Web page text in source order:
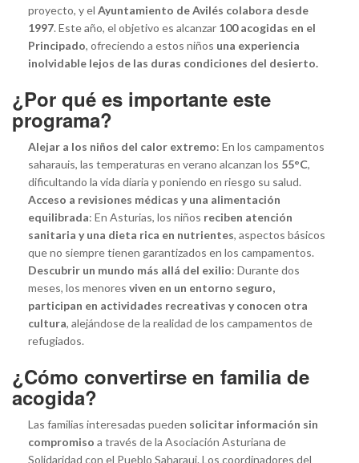
proyecto, y el Ayuntamiento de Avilés colabora desde
1997. Este año, el objetivo es alcanzar 100 acogidas en el
Principado, ofreciendo a estos niños una experiencia
inolvidable lejos de las duras condiciones del desierto.
¿Por qué es importante este
programa?
Alejar a los niños del calor extremo: En los campamentos
saharauis, las temperaturas en verano alcanzan los 55°C,
dificultando la vida diaria y poniendo en riesgo su salud.
Acceso a revisiones médicas y una alimentación
equilibrada: En Asturias, los niños reciben atención
sanitaria y una dieta rica en nutrientes, aspectos básicos
que no siempre tienen garantizados en los campamentos.
Descubrir un mundo más allá del exilio: Durante dos
meses, los menores viven en un entorno seguro,
participan en actividades recreativas y conocen otra
cultura, alejándose de la realidad de los campamentos de
refugiados.
¿Cómo convertirse en familia de
acogida?
Las familias interesadas pueden solicitar información sin
compromiso a través de la Asociación Asturiana de
Solidaridad con el Pueblo Saharaui. Los coordinadores del